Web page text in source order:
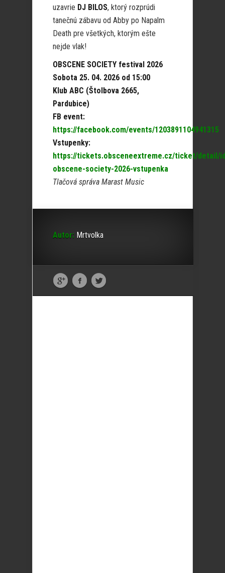
uzavrie DJ BILOS, ktorý rozprúdi
tanečnú zábavu od Abby po Napalm
Death pre všetkých, ktorým ešte
nejde vlak!
OBSCENE SOCIETY festival 2026
Sobota 25. 04. 2026 od 15:00
Klub ABC (Štolbova 2665,
Pardubice)
FB event:
https://facebook.com/events/1203891104941315
Vstupenky:
https://tickets.obsceneextreme.cz/ticket/detail/
obscene-society-2026-vstupenka
Tlačová správa Marast Music
Autor: Mrtvolka